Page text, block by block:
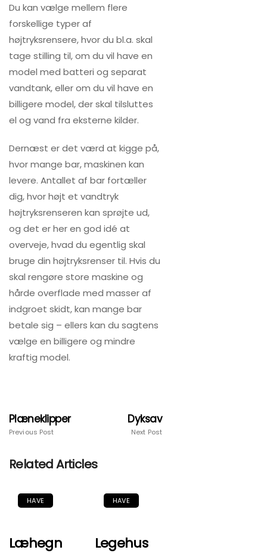
Du kan vælge mellem flere
forskellige typer af
højtryksrensere, hvor du bl.a. skal
tage stilling til, om du vil have en
model med batteri og separat
vandtank, eller om du vil have en
billigere model, der skal tilsluttes
el og vand fra eksterne kilder.
Dernæst er det værd at kigge på,
hvor mange bar, maskinen kan
levere. Antallet af bar fortæller
dig, hvor højt et vandtryk
højtryksrenseren kan sprøjte ud,
og det er her en god idé at
overveje, hvad du egentlig skal
bruge din højtryksrenser til. Hvis du
skal rengøre store maskine og
hårde overflade med masser af
indgroet skidt, kan mange bar
betale sig – ellers kan du sagtens
vælge en billigere og mindre
kraftig model.
Plæneklipper
Previous Post
Dyksav
Next Post
Related Articles
HAVE
Læhegn
HAVE
Legehus